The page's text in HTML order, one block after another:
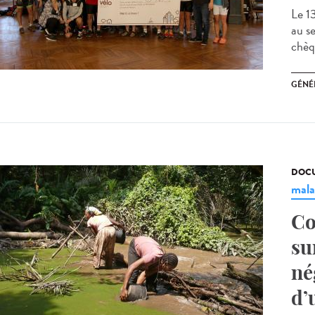
Le
au